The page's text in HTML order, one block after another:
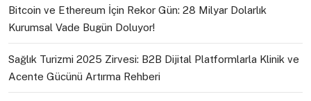
Bitcoin ve Ethereum İçin Rekor Gün: 28 Milyar Dolarlık
Kurumsal Vade Bugün Doluyor!
Sağlık Turizmi 2025 Zirvesi: B2B Dijital Platformlarla Klinik ve
Acente Gücünü Artırma Rehberi